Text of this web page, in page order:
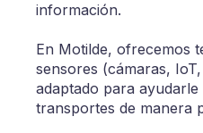
información.
En Motilde, ofrecemos
sensores (cámaras,
adaptado para
transportes de manera